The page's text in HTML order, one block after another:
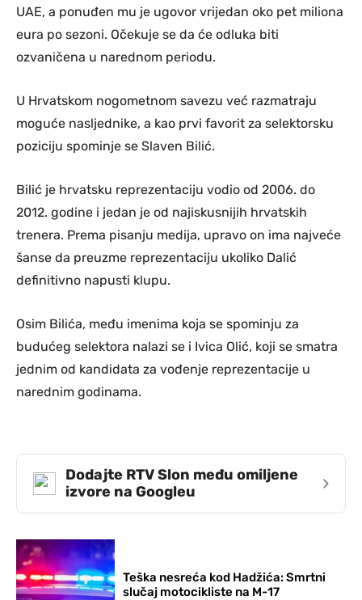
UAE, a ponuđen mu je ugovor vrijedan oko pet miliona
eura po sezoni. Očekuje se da će odluka biti
ozvaničena u narednom periodu.
U Hrvatskom nogometnom savezu već razmatraju
moguće nasljednike, a kao prvi favorit za selektorsku
poziciju spominje se Slaven Bilić.
Bilić je hrvatsku reprezentaciju vodio od 2006. do
2012. godine i jedan je od najiskusnijih hrvatskih
trenera. Prema pisanju medija, upravo on ima najveće
šanse da preuzme reprezentaciju ukoliko Dalić
definitivno napusti klupu.
Osim Bilića, među imenima koja se spominju za
budućeg selektora nalazi se i Ivica Olić, koji se smatra
jednim od kandidata za vođenje reprezentacije u
narednim godinama.
Dodajte RTV Slon među omiljene
izvore na Googleu
›
Teška nesreća kod Hadžića: Smrtni
slučaj motocikliste na M-17